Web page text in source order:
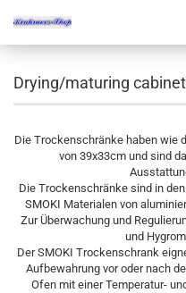
Drying/maturing cabinet
Die Trockenschränke haben wie
von 39x33cm und sind
Die Trockenschränke sind in
SMOKI Materialen von
Zur Überwachung und
und
Der SMOKI Trockenschrank
Aufbewahrung vor oder nach
Ofen mit einer Temperatur-